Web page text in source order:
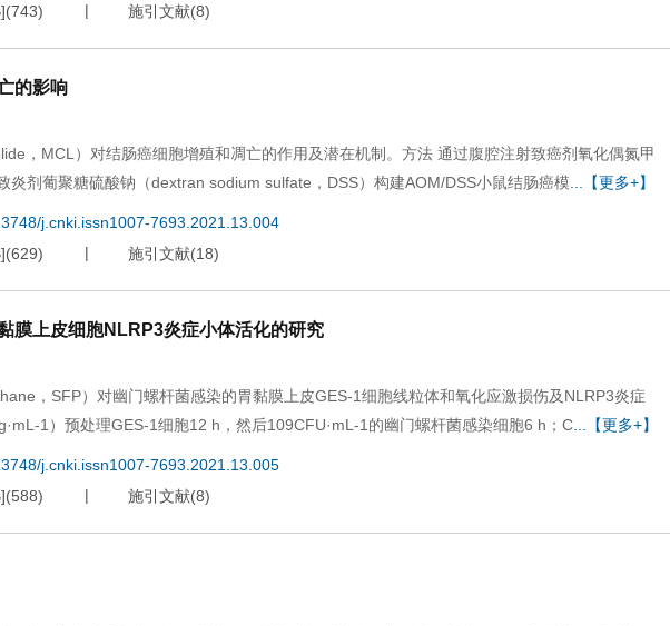
](743) 施引文献(8)
的影响
，MCL）对结肠癌细胞增殖和凋亡的作用及潜在机制。方法 通过腹腔注射致癌剂氧化偶氮甲
炎剂葡聚糖硫酸钠（dextran sodium sulfate，DSS）构建AOM/DSS小鼠结肠癌模 ...【更多+】
j.cnki.issn1007-7693.2021.13.004
](629) 施引文献(18)
膜上皮细胞NLRP3炎症小体活化的研究
，SFP）对幽门螺杆菌感染的胃黏膜上皮GES-1细胞线粒体和氧化应激损伤及NLRP3炎症
1）预处理GES-1细胞12 h，然后109CFU·mL-1的幽门螺杆菌感染细胞6 h；C ...【更多+】
j.cnki.issn1007-7693.2021.13.005
](588) 施引文献(8)